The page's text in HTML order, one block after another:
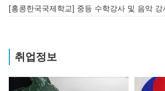
[홍콩한국국제학교] 중등 수학강사 및 음악 강
취업정보